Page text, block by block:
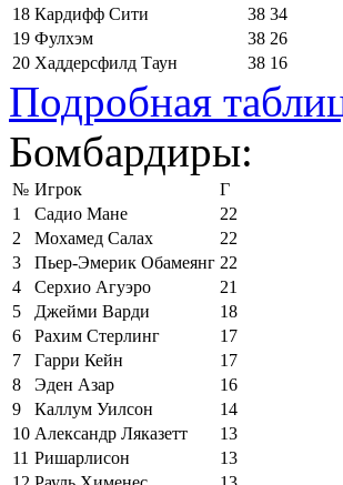
18 Кардифф Сити 38 34
19 Фулхэм 38 26
20 Хаддерсфилд Таун 38 16
Подробная
Бомбардиры:
№ Игрок
Г
1
Садио Мане
22
2
Мохамед Салах
22
3
Пьер-Эмерик Обамеянг 22
4
Серхио Агуэро
21
5
Джейми Варди
18
6
Рахим Стерлинг
17
7
Гарри Кейн
17
8
Эден Азар
16
9
Каллум Уилсон
14
10 Александр Ляказетт
13
11 Ришарлисон
13